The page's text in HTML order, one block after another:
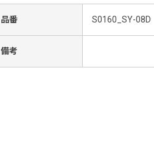
品番 S0160_SY-08D
備考